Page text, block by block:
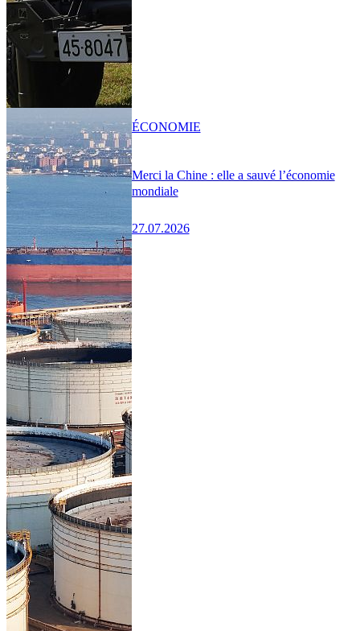
Merci la Chine : elle a sauvé l’économie
mondiale
27.07.2026
ÉCONOMIE